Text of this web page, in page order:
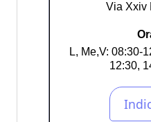
Via Xxiv
L, Me,V: 08:30-
12:30,